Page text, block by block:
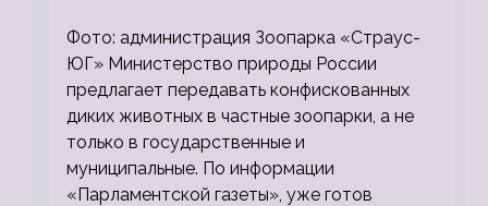
Фото: администрация Зоопарка «Страус-
ЮГ» Министерство природы России
предлагает передавать конфискованных
диких животных в частные зоопарки, а не
только в государственные и
муниципальные. По информации
«Парламентской газеты», уже готов